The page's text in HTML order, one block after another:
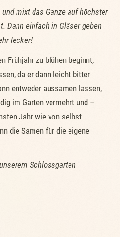
mixt das Ganze auf höchster
Dann einfach in Gläser geben
lecker!
Frühjahr zu blühen beginnt,
da er dann leicht bitter
entweder aussamen lassen,
im Garten vermehrt und –
Jahr wie von selbst
die Samen für die eigene
Schlossgarten